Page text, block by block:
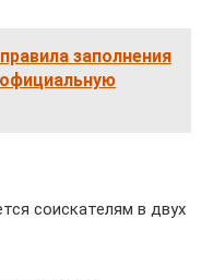
заполнения
соискателям в двух